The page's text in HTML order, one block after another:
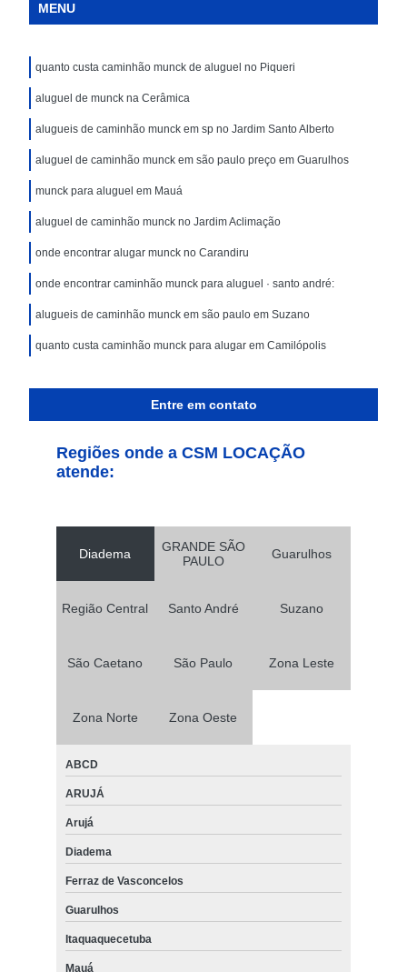
MENU
quanto custa caminhão munck de aluguel no Piqueri
aluguel de munck na Cerâmica
alugueis de caminhão munck em sp no Jardim Santo Alberto
aluguel de caminhão munck em são paulo preço em Guarulhos
munck para aluguel em Mauá
aluguel de caminhão munck no Jardim Aclimação
onde encontrar alugar munck no Carandiru
onde encontrar caminhão munck para aluguel · santo andré:
alugueis de caminhão munck em são paulo em Suzano
quanto custa caminhão munck para alugar em Camilópolis
Entre em contato
Regiões onde a CSM LOCAÇÃO
atende:
Diadema
GRANDE SÃO
PAULO
Guarulhos
Região Central Santo André Suzano
São Caetano São Paulo Zona Leste
Zona Norte Zona Oeste
ABCD
ARUJÁ
Arujá
Diadema
Ferraz de Vasconcelos
Guarulhos
Itaquaquecetuba
Mauá